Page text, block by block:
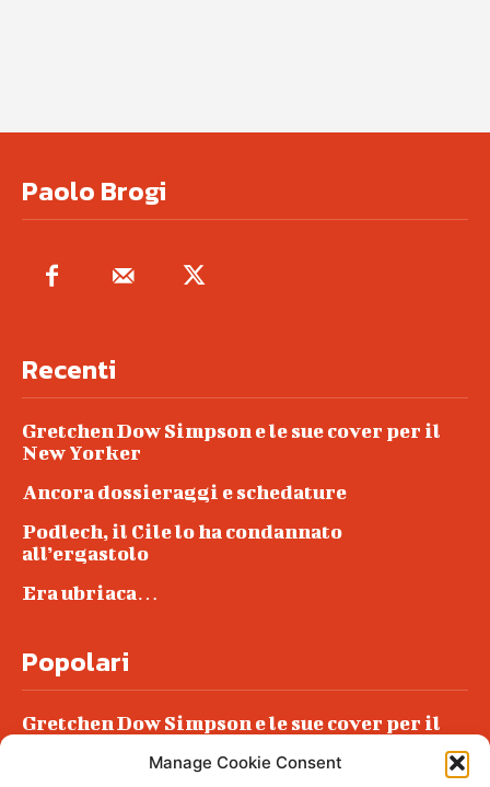
Manage Cookie Consent
Paolo Brogi
Recenti
Gretchen Dow Simpson e le sue cover per il
New Yorker
Ancora dossieraggi e schedature
Podlech, il Cile lo ha condannato
all’ergastolo
Era ubriaca…
Popolari
Gretchen Dow Simpson e le sue cover per il